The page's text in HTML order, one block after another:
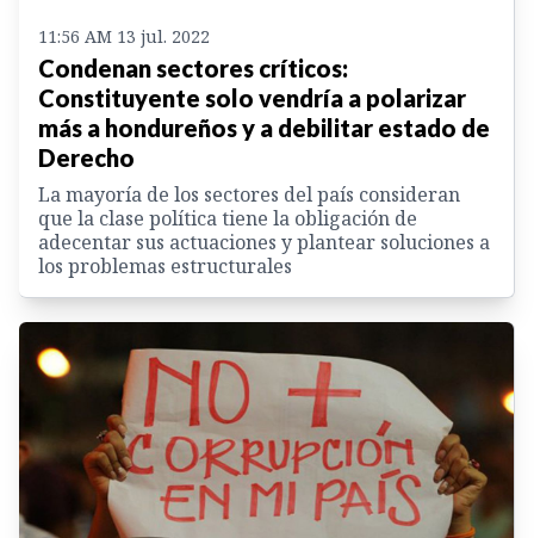
11:56 AM 13 jul. 2022
Condenan sectores críticos:
Constituyente solo vendría a polarizar
más a hondureños y a debilitar estado de
Derecho
La mayoría de los sectores del país consideran
que la clase política tiene la obligación de
adecentar sus actuaciones y plantear soluciones a
los problemas estructurales